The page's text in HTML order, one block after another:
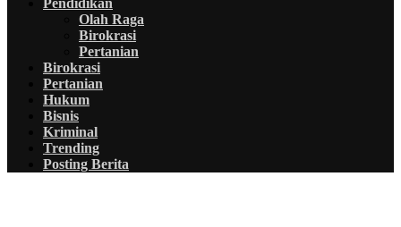
Pendidikan
Olah Raga
Birokrasi
Pertanian
Birokrasi
Pertanian
Hukum
Bisnis
Kriminal
Trending
Posting Berita